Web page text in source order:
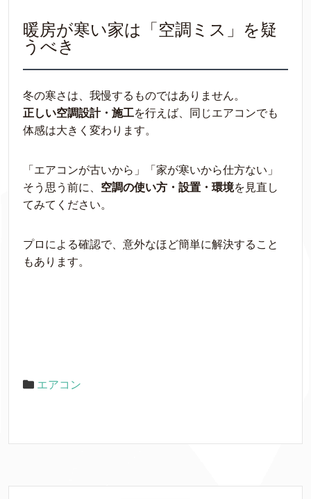
暖房が寒い家は「空調ミス」を疑
うべき
冬の寒さは、我慢するものではありません。
正しい空調設計・施工を行えば、同じエアコンでも
体感は大きく変わります。
「エアコンが古いから」「家が寒いから仕方ない」
そう思う前に、 空調の使い方・設置・環境を見直し
てみてください。
プロによる確認で、意外なほど簡単に解決すること
もあります。
エアコン